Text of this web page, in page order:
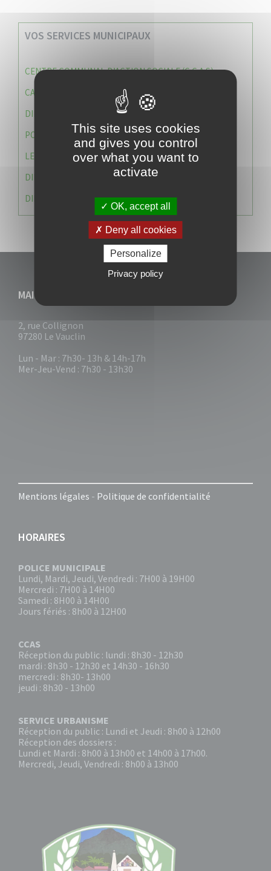
VOS SERVICES MUNICIPAUX
CENTRE COMMUNAL D’ACTION SOCIALE (C.C.A.S)
CAISSE DES ÉCOLES
DIRECTION DES SERVICES TECHNIQUES
POLICE MUNICIPALE
LE CABINET DU MAIRE
DIRECTION DES RESSOURCES ET MOYENS
DIRECTION DU DEVELLOPPEMENT URBAIN DURABL
MAIRIE DU VAUCLIN
2, rue Collignon
97280 Le Vauclin
Lun - Mar : 7h30- 13h & 14h-17h
Mer-Jeu-Vend : 7h30 - 13h30
Mentions légales - Politique de confidentialité
HORAIRES
POLICE MUNICIPALE
Lundi, Mardi, Jeudi, Vendredi : 7H00 à 19H00
Mercredi : 7H00 à 14H00
Samedi : 8H00 à 14H00
Jours fériés : 8h00 à 12H00
CCAS
Réception du public : lundi : 8h30 - 12h30
mardi : 8h30 - 12h30 et 14h30 - 16h30
mercredi : 8h30- 13h00
jeudi : 8h30 - 13h00
SERVICE URBANISME
Réception du public : Lundi et Jeudi : 8h00 à 12h00
Réception des dossiers :
Lundi et Mardi : 8h00 à 13h00 et 14h00 à 17h00.
Mercredi, Jeudi, Vendredi : 8h00 à 13h00
This site uses cookies
and gives you control
over what you want to
activate
OK, accept all
Deny all cookies
Personalize
Privacy policy